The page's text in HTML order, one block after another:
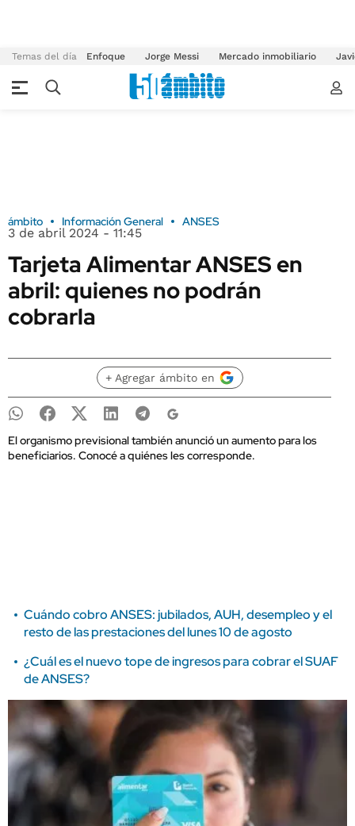
Temas del día Enfoque Jorge Messi Mercado inmobiliario
ámbito Información General ANSES
3 de abril 2024 - 11:45
Tarjeta Alimentar ANSES en
abril: quienes no podrán
cobrarla
+ Agregar ámbito en
El organismo previsional también anunció un aumento para los
beneficiarios. Conocé a quiénes les corresponde.
Cuándo cobro ANSES: jubilados, AUH, desempleo y el
resto de las prestaciones del lunes 10 de agosto
¿Cuál es el nuevo tope de ingresos para cobrar el SUAF
de ANSES?